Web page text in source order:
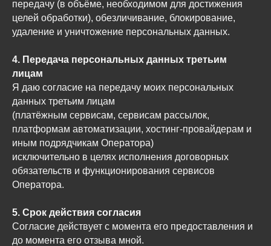
передачу (в объёме, необходимом для достижения
целей обработки), обезличивание, блокирование,
удаление и уничтожение персональных данных.
4. Передача персональных данных третьим
лицам
Я даю согласие на передачу моих персональных
данных третьим лицам
(платёжным сервисам, сервисам рассылок,
платформам автоматизации, хостинг-провайдерам и
иным подрядчикам Оператора)
исключительно в целях исполнения договорных
обязательств и функционирования сервисов
Оператора.
5. Срок действия согласия
Согласие действует с момента его предоставления и
до момента его отзыва мной.